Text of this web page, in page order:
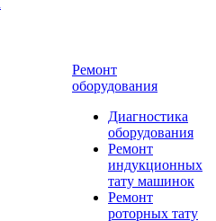
Ремонт
оборудования
Диагностика
оборудования
Ремонт
индукционных
тату машинок
Ремонт
роторных тату